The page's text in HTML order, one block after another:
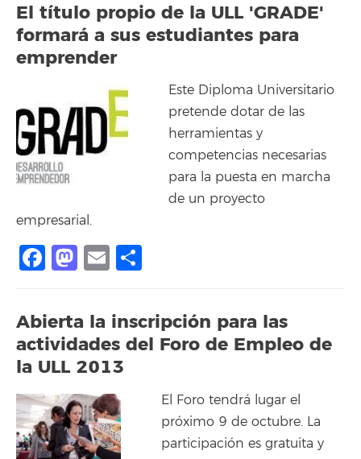
El título propio de la ULL 'GRADE'
formará a sus estudiantes para
emprender
Este Diploma Universitario
pretende dotar de las
herramientas y
competencias necesarias
para la puesta en marcha
de un proyecto
empresarial.
Facebook
Mastodon
Email
Abierta la inscripción para las
actividades del Foro de Empleo de
la ULL 2013
El Foro tendrá lugar el
próximo 9 de octubre. La
participación es gratuita y